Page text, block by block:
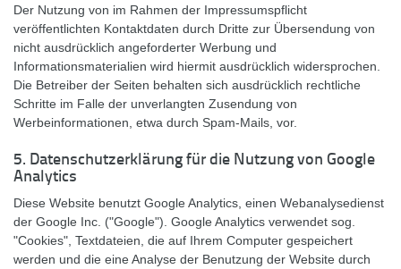
Der Nutzung von im Rahmen der Impressumspflicht
veröffentlichten Kontaktdaten durch Dritte zur Übersendung von
nicht ausdrücklich angeforderter Werbung und
Informationsmaterialien wird hiermit ausdrücklich widersprochen.
Die Betreiber der Seiten behalten sich ausdrücklich rechtliche
Schritte im Falle der unverlangten Zusendung von
Werbeinformationen, etwa durch Spam-Mails, vor.
5. Datenschutzerklärung für die Nutzung von Google
Analytics
Diese Website benutzt Google Analytics, einen Webanalysedienst
der Google Inc. ("Google"). Google Analytics verwendet sog.
"Cookies", Textdateien, die auf Ihrem Computer gespeichert
werden und die eine Analyse der Benutzung der Website durch